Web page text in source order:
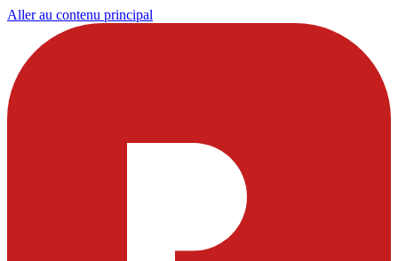
Aller au contenu principal